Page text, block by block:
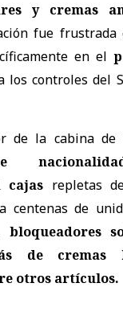
y cremas
fue frustrada
en el
los controles del
de la cabina de
cajas repletas
centenas de
de cremas
otros artículos.